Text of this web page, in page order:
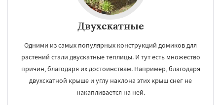
Двухскатные
Одними из самых популярных конструкций домиков для
растений стали двускатные теплицы. И тут есть множество
причин, благодаря их достоинствам. Например, благодаря
двухскатной крыше и углу наклона этих крыш снег не
накапливается на ней.